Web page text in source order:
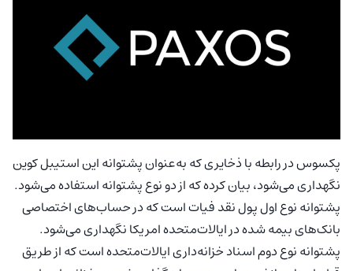
پکسوس در رابطه با ذخایری که به‌عنوان پشتوانه این استیبل کوین
نگهداری می‌شود، بیان کرده که از دو نوع پشتوانه استفاده می‌شود.
پشتوانه نوع اول پول نقد فیات است که در حساب‌های اختصاصی
بانک‌های بیمه شده در ایالات‌متحده امریکا نگهداری می‌شود.
پشتوانه نوع دوم اسناد خزانه‌داری ایالات‌متحده است که از طریق